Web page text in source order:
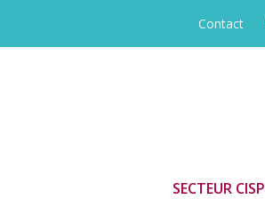
Contact
SECTEUR CISP